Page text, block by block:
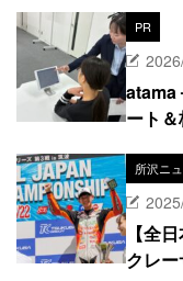
PR
atama
ート
所沢ニ
【全
クレ